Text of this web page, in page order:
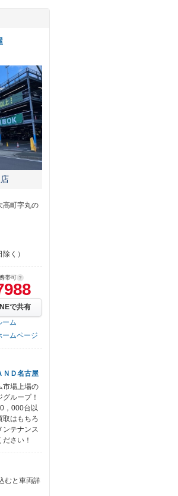
高町字丸の
除く）
帯可
で共有
ーム
ームページ
Ｄ名古屋
市場上場の
ループ！
，000台以
取はもちろ
ンテナンス
さい！
むと車両詳